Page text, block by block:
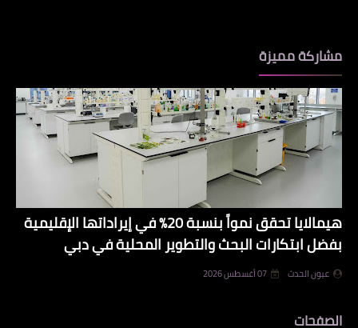
مشاركة مميزة
هيمالايا تحقق نمواً بنسبة 20% في إيراداتها الإقليمية
بفضل ابتكارات البحث والتطوير المحلية في دبي
عيون الحدث 07 أغسطس 2026
الصفحات